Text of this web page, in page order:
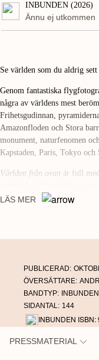
INBUNDEN (2026)
Ännu ej utkommen
Se världen som du aldrig
Genom fantastiska
några av världens mest
Frihetsgudinnan,
Amazonfloden och Stora
monument, naturfenomen
Kapstaden, Paris, Tokyo
Världen från ovan är full
LÄS MER
PUBLICERAD:
ÖVERSÄTTARE:
BANDTYP:
INBUNDEN
SIDANTAL: 144
INBUNDEN
PRESSMATERIAL